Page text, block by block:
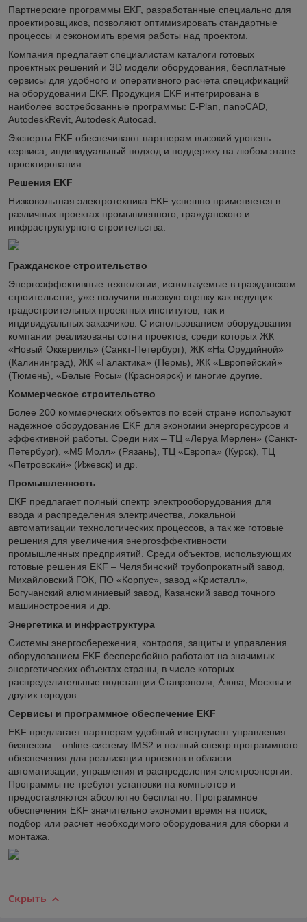
Партнерские программы EKF, разработанные специально для
проектировщиков, позволяют оптимизировать стандартные
процессы и сэкономить время работы над проектом.
Компания предлагает специалистам каталоги готовых
проектных решений и 3D модели оборудования, бесплатные
сервисы для удобного и оперативного расчета спецификаций
на оборудовании EKF. Продукция EKF интегрирована в
наиболее востребованные программы: E-Plan, nanoCAD,
AutodeskRevit, Autodesk Autocad.
Эксперты EKF обеспечивают партнерам высокий уровень
сервиса, индивидуальный подход и поддержку на любом этапе
проектирования.
Решения EKF
Низковольтная электротехника EKF успешно применяется в
различных проектах промышленного, гражданского и
инфраструктурного строительства.
Гражданское строительство
Энергоэффективные технологии, используемые в гражданском
строительстве, уже получили высокую оценку как ведущих
градостроительных проектных институтов, так и
индивидуальных заказчиков. С использованием оборудования
компании реализованы сотни проектов, среди которых ЖК
«Новый Оккервиль» (Санкт-Петербург), ЖК «На Орудийной»
(Калининград), ЖК «Галактика» (Пермь), ЖК «Европейский»
(Тюмень), «Белые Росы» (Красноярск) и многие другие.
Коммерческое строительство
Более 200 коммерческих объектов по всей стране используют
надежное оборудование EKF для экономии энергоресурсов и
эффективной работы. Среди них – ТЦ «Леруа Мерлен» (Санкт-
Петербург), «М5 Молл» (Рязань), ТЦ «Европа» (Курск), ТЦ
«Петровский» (Ижевск) и др.
Промышленность
EKF предлагает полный спектр электрооборудования для
ввода и распределения электричества, локальной
автоматизации технологических процессов, а так же готовые
решения для увеличения энергоэффективности
промышленных предприятий. Среди объектов, использующих
готовые решения EKF – Челябинский трубопрокатный завод,
Михайловский ГОК, ПО «Корпус», завод «Кристалл»,
Богучанский алюминиевый завод, Казанский завод точного
машиностроения и др.
Энергетика и инфраструктура
Системы энергосбережения, контроля, защиты и управления
оборудованием EKF бесперебойно работают на значимых
энергетических объектах страны, в числе которых
распределительные подстанции Ставрополя, Азова, Москвы и
других городов.
Сервисы и программное обеспечение EKF
EKF предлагает партнерам удобный инструмент управления
бизнесом – online-систему IMS2 и полный спектр программного
обеспечения для реализации проектов в области
автоматизации, управления и распределения электроэнергии.
Программы не требуют установки на компьютер и
предоставляются абсолютно бесплатно. Программное
обеспечения EKF значительно экономит время на поиск,
подбор или расчет необходимого оборудования для сборки и
монтажа.
Скрыть